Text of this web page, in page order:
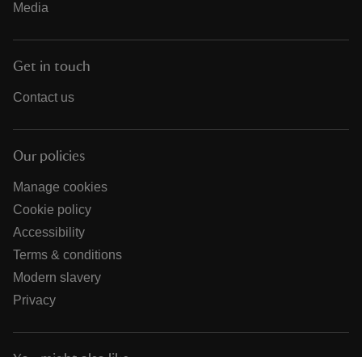
Media
Get in touch
Contact us
Our policies
Manage cookies
Cookie policy
Accessibility
Terms & conditions
Modern slavery
Privacy